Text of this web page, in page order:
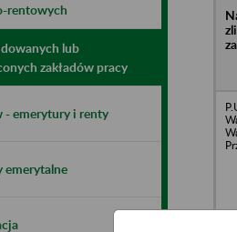
rentowych
lub
zakładów pracy
- emerytury i renty
emerytalne